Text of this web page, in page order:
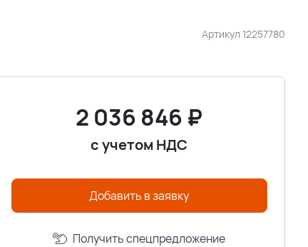
Артикул 12257780
2 036 846 ₽
с учетом НДС
Добавить в заявку
Получить спецпредложение